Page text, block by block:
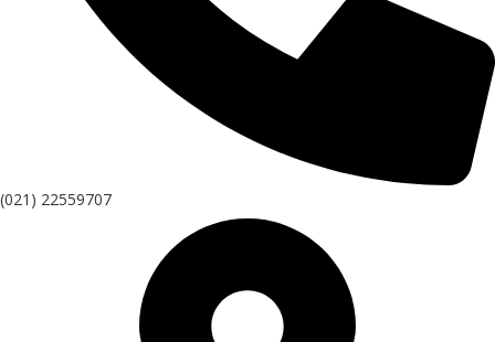
(021) 22559707